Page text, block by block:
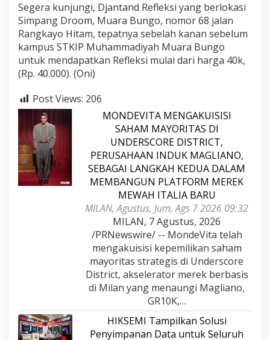
Segera kunjungi, Djantand Refleksi yang berlokasi
Simpang Droom, Muara Bungo, nomor 68 jalan
Rangkayo Hitam, tepatnya sebelah kanan sebelum
kampus STKIP Muhammadiyah Muara Bungo
untuk mendapatkan Refleksi mulai dari harga 40k,
(Rp. 40.000). (Oni)
Post Views: 206
MONDEVITA MENGAKUISISI
SAHAM MAYORITAS DI
UNDERSCORE DISTRICT,
PERUSAHAAN INDUK MAGLIANO,
SEBAGAI LANGKAH KEDUA DALAM
MEMBANGUN PLATFORM MEREK
MEWAH ITALIA BARU
MILAN, Agustus, Jum, Ags 7 2026 09:32
MILAN, 7 Agustus, 2026
/PRNewswire/ -- MondeVita telah
mengakuisisi kepemilikan saham
mayoritas strategis di Underscore
District, akselerator merek berbasis
di Milan yang menaungi Magliano,
GR10K,…
HIKSEMI Tampilkan Solusi
Penyimpanan Data untuk Seluruh